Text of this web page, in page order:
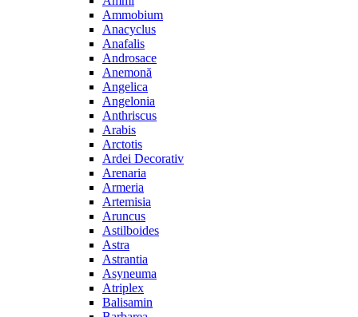
Ammobium
Anacyclus
Anafalis
Androsace
Anemonă
Angelica
Angelonia
Anthriscus
Arabis
Arctotis
Ardei Decorativ
Arenaria
Armeria
Artemisia
Aruncus
Astilboides
Astra
Astrantia
Asyneuma
Atriplex
Balisamin